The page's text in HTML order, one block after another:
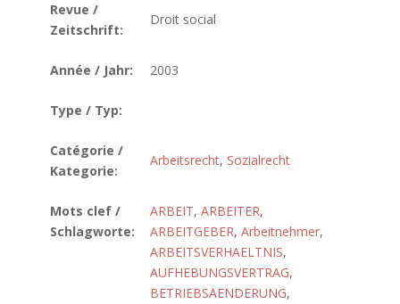
Revue /
Zeitschrift:
Droit social
Année / Jahr: 2003
Type / Typ:
Catégorie /
Kategorie:
Arbeitsrecht, Sozialrecht
Mots clef /
Schlagworte:
ARBEIT, ARBEITER,
ARBEITGEBER, Arbeitnehmer,
ARBEITSVERHAELTNIS,
AUFHEBUNGSVERTRAG,
BETRIEBSAENDERUNG,